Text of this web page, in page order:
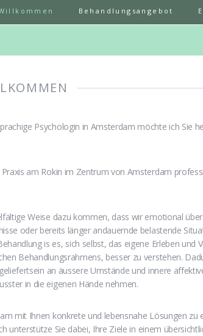
Behandlungsangebot
Psychologin in Amsterdam möchte ich Sie
am Rokin im Zentrum von Amsterdam
Weise dazu kommen, dass wir emotional
oder bereits länger andauernde belastende
is es, sich selbst, das eigene Erleben und
Behandlungsrahmens, besser zu verstehen.
an äussere Umstände und innere
in die eigenen Hände nehmen.
mit Ihnen konkrete und lebensnahe Lösungen zu
unterstütze Sie dabei, Ihre Ziele in einem